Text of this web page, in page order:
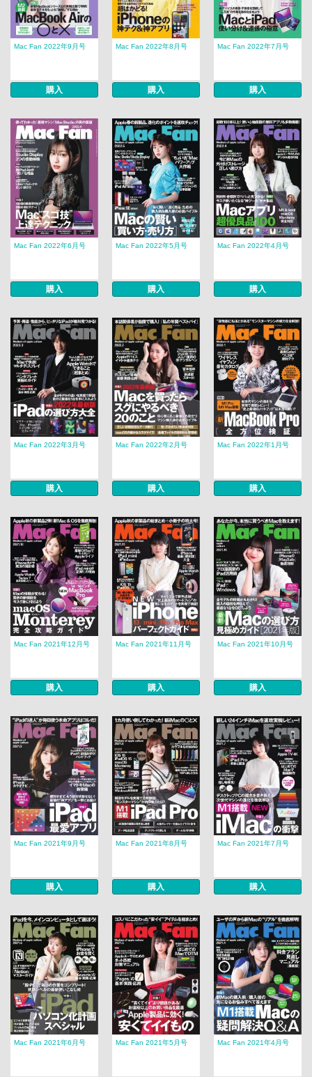
Mac Fan 2022年9月号
購入
Mac Fan 2022年8月号
購入
Mac Fan 2022年7月号
購入
Mac Fan 2022年6月号
購入
Mac Fan 2022年5月号
購入
Mac Fan 2022年4月号
購入
Mac Fan 2022年3月号
購入
Mac Fan 2022年2月号
購入
Mac Fan 2022年1月号
購入
Mac Fan 2021年12月号
購入
Mac Fan 2021年11月号
購入
Mac Fan 2021年10月号
購入
Mac Fan 2021年9月号
購入
Mac Fan 2021年8月号
購入
Mac Fan 2021年7月号
購入
Mac Fan 2021年6月号 Mac Fan 2021年5月号 Mac Fan 2021年4月号